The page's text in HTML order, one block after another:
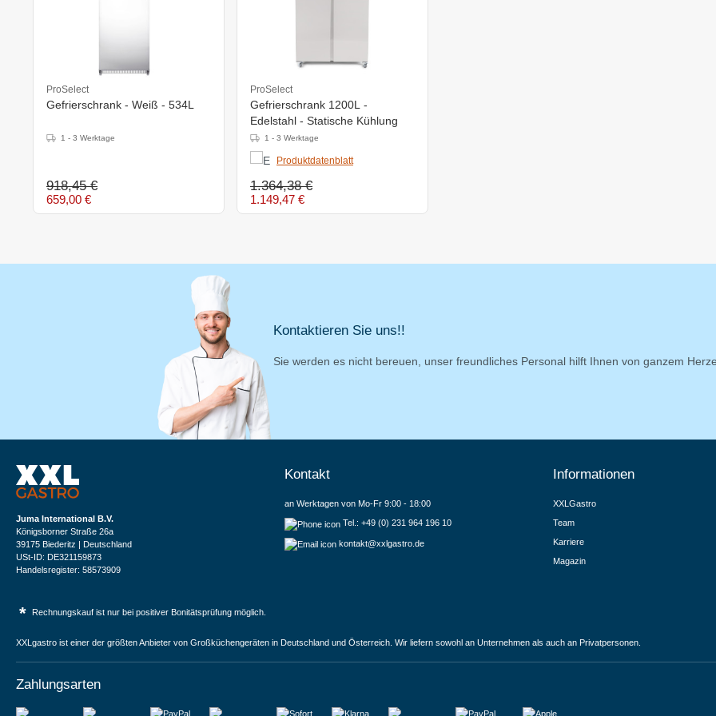
ProSelect
Gefrierschrank - Weiß - 534L
1 - 3 Werktage
918,45 €
659,00 €
ProSelect
Gefrierschrank 1200L -
Edelstahl - Statische Kühlung
1 - 3 Werktage
Produktdatenblatt
1.364,38 €
1.149,47 €
Kontaktieren Sie uns!!
Sie werden es nicht bereuen, unser freundliches Personal hilft Ihnen von ganzem
Juma International B.V.
Königsborner Straße 26a
39175 Biederitz | Deutschland
USt-ID: DE321159873
Handelsregister: 58573909
Kontakt
an Werktagen von Mo-Fr 9:00 - 18:00
Tel.: +49 (0) 231 964 196 10
kontakt@xxlgastro.de
Informationen
XXLGastro
Team
Karriere
Magazin
* Rechnungskauf ist nur bei positiver Bonitätsprüfung möglich.
XXLgastro ist einer der größten Anbieter von Großküchengeräten in Deutschland und Österreich. Wir liefern sowohl an Unternehmen als auch an Privatpersonen.
Zahlungsarten